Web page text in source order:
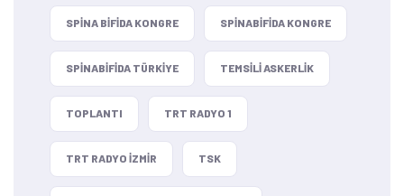
SPINA BIFIDA KONGRE SPINABIFIDA KONGRE
SPINABIFIDA TÜRKIYE TEMSILI ASKERLIK
TOPLANTI TRT RADYO 1
TRT RADYO IZMIR TSK